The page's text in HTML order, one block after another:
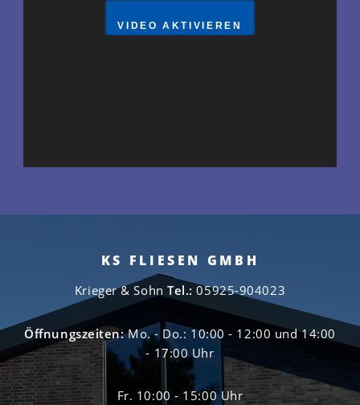
VIDEO AKTIVIEREN
KS FLIESEN GMBH
Krieger & Sohn Tel.: 05925-904023
Öffnungszeiten:Mo. - Do.: 10:00 - 12:00 und 14:00
- 17:00 Uhr
Fr. 10:00 - 15:00 Uhr